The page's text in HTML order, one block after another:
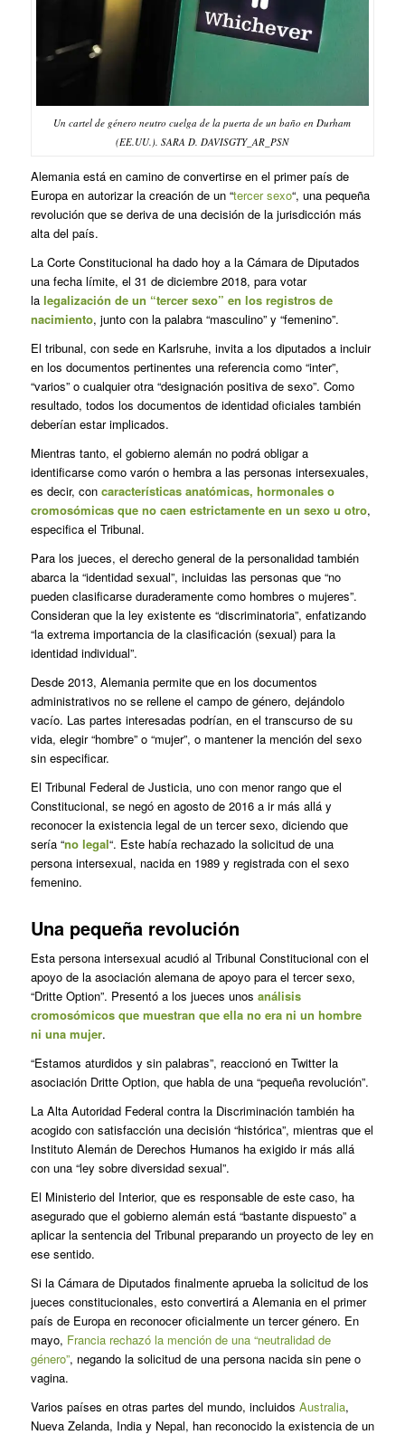
Un cartel de género neutro cuelga de la puerta de un baño en Durham
(EE.UU.). SARA D. DAVISGTY_AR_PSN
Alemania está en camino de convertirse en el primer país de
Europa en autorizar la creación de un “tercer sexo“, una pequeña
revolución que se deriva de una decisión de la jurisdicción más
alta del país.
La Corte Constitucional ha dado hoy a la Cámara de Diputados
una fecha límite, el 31 de diciembre 2018, para votar
la legalización de un “tercer sexo” en los registros de
nacimiento, junto con la palabra “masculino” y “femenino”.
El tribunal, con sede en Karlsruhe, invita a los diputados a incluir
en los documentos pertinentes una referencia como “inter”,
“varios” o cualquier otra “designación positiva de sexo”. Como
resultado, todos los documentos de identidad oficiales también
deberían estar implicados.
Mientras tanto, el gobierno alemán no podrá obligar a
identificarse como varón o hembra a las personas intersexuales,
es decir, con características anatómicas, hormonales o
cromosómicas que no caen estrictamente en un sexo u otro,
especifica el Tribunal.
Para los jueces, el derecho general de la personalidad también
abarca la “identidad sexual”, incluidas las personas que “no
pueden clasificarse duraderamente como hombres o mujeres”.
Consideran que la ley existente es “discriminatoria”, enfatizando
“la extrema importancia de la clasificación (sexual) para la
identidad individual”.
Desde 2013, Alemania permite que en los documentos
administrativos no se rellene el campo de género, dejándolo
vacío. Las partes interesadas podrían, en el transcurso de su
vida, elegir “hombre” o “mujer”, o mantener la mención del sexo
sin especificar.
El Tribunal Federal de Justicia, uno con menor rango que el
Constitucional, se negó en agosto de 2016 a ir más allá y
reconocer la existencia legal de un tercer sexo, diciendo que
sería “no legal“. Este había rechazado la solicitud de una
persona intersexual, nacida en 1989 y registrada con el sexo
femenino.
Una pequeña revolución
Esta persona intersexual acudió al Tribunal Constitucional con el
apoyo de la asociación alemana de apoyo para el tercer sexo,
“Dritte Option”. Presentó a los jueces unos análisis
cromosómicos que muestran que ella no era ni un hombre
ni una mujer.
“Estamos aturdidos y sin palabras”, reaccionó en Twitter la
asociación Dritte Option, que habla de una “pequeña revolución”.
La Alta Autoridad Federal contra la Discriminación también ha
acogido con satisfacción una decisión “histórica”, mientras que el
Instituto Alemán de Derechos Humanos ha exigido ir más allá
con una “ley sobre diversidad sexual”.
El Ministerio del Interior, que es responsable de este caso, ha
asegurado que el gobierno alemán está “bastante dispuesto” a
aplicar la sentencia del Tribunal preparando un proyecto de ley en
ese sentido.
Si la Cámara de Diputados finalmente aprueba la solicitud de los
jueces constitucionales, esto convertirá a Alemania en el primer
país de Europa en reconocer oficialmente un tercer género. En
mayo, Francia rechazó la mención de una “neutralidad de
género”, negando la solicitud de una persona nacida sin pene o
vagina.
Varios países en otras partes del mundo, incluidos Australia,
Nueva Zelanda, India y Nepal, han reconocido la existencia de un